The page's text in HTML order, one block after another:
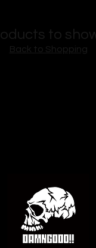
to
Back to Shopping